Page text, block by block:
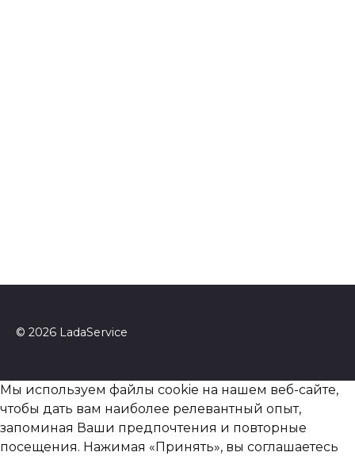
© 2026 LadaService
Мы используем файлы cookie на нашем веб-сайте,
чтобы дать вам наиболее релевантный опыт,
запоминая Ваши предпочтения и повторные
посещения. Нажимая «Принять», вы соглашаетесь